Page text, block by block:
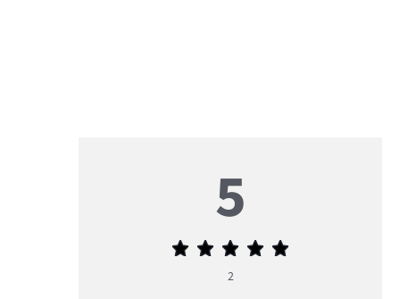
5
Átlagos
5
2